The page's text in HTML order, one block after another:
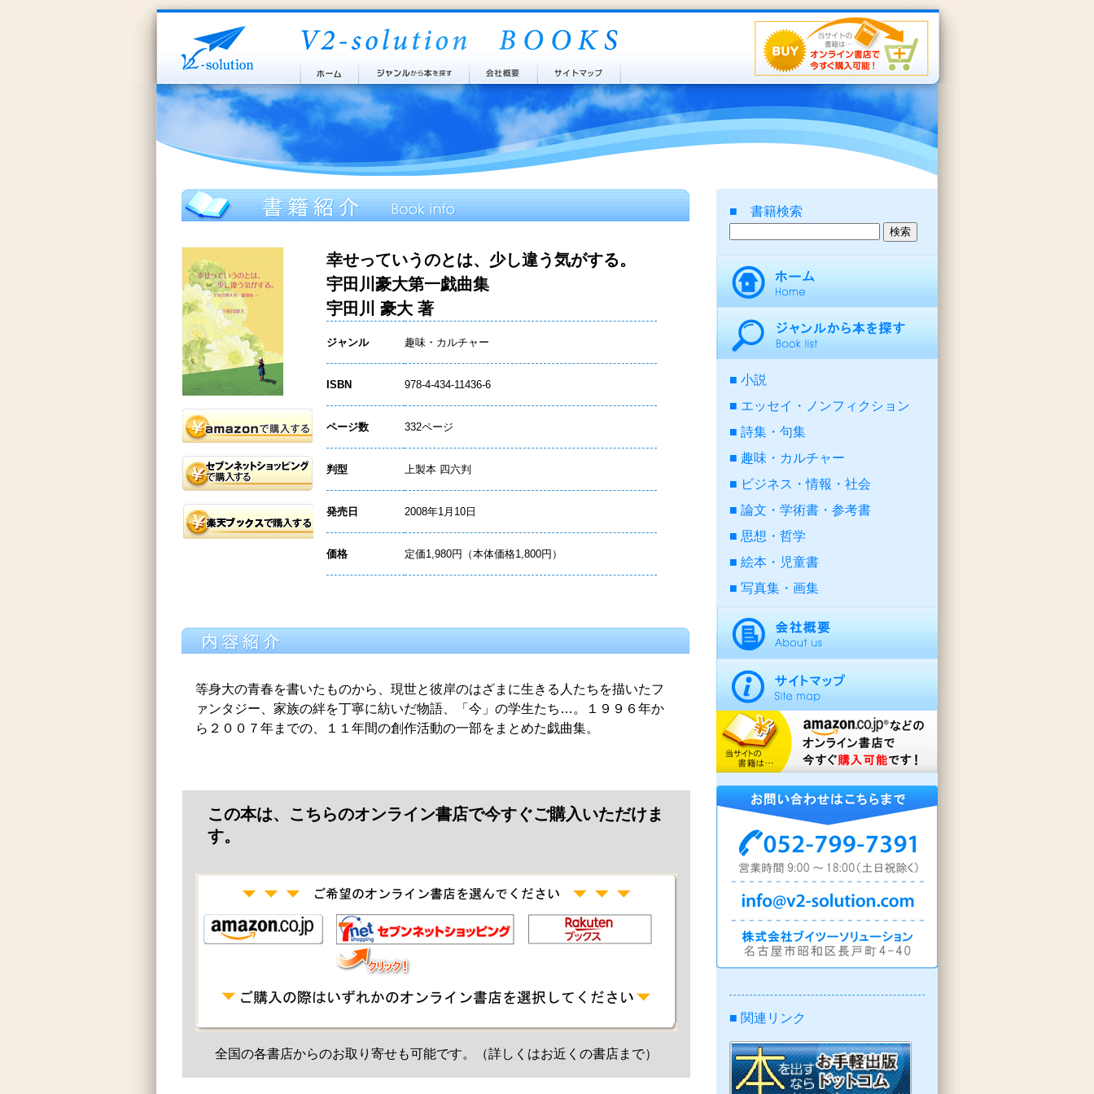
幸せっていうのとは、少し違う気がする。
宇田川豪大第一戯曲集
宇田川 豪大 著
ジャンル 趣味・カルチャー
ISBN 978-4-434-11436-6
ページ数 332ページ
判型 上製本 四六判
発売日 2008年1月10日
価格 定価1,980円（本体価格1,800円）
等身大の青春を書いたものから、現世と彼岸のはざまに生きる人たちを描いたフ
ァンタジー、家族の絆を丁寧に紡いだ物語、「今」の学生たち…。１９９６年か
ら２００７年までの、１１年間の創作活動の一部をまとめた戯曲集。
この本は、こちらのオンライン書店で今すぐご購入いただけま
す。
全国の各書店からのお取り寄せも可能です。（詳しくはお近くの書店まで）
■ 書籍検索
小説
エッセイ・ノンフィクション
詩集・句集
趣味・カルチャー
ビジネス・情報・社会
論文・学術書・参考書
思想・哲学
絵本・児童書
写真集・画集
■ 関連リンク